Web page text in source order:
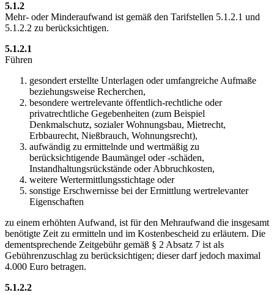
5.1.2
Mehr- oder Minderaufwand ist gemäß den Tarifstellen 5.1.2.1 und
5.1.2.2 zu berücksichtigen.
5.1.2.1
Führen
gesondert erstellte Unterlagen oder umfangreiche Aufmaße
beziehungsweise Recherchen,
besondere wertrelevante öffentlich-rechtliche oder
privatrechtliche Gegebenheiten (zum Beispiel
Denkmalschutz, sozialer Wohnungsbau, Mietrecht,
Erbbaurecht, Nießbrauch, Wohnungsrecht),
aufwändig zu ermittelnde und wertmäßig zu
berücksichtigende Baumängel oder -schäden,
Instandhaltungsrückstände oder Abbruchkosten,
weitere Wertermittlungsstichtage oder
sonstige Erschwernisse bei der Ermittlung wertrelevanter
Eigenschaften
zu einem erhöhten Aufwand, ist für den Mehraufwand die insgesamt
benötigte Zeit zu ermitteln und im Kostenbescheid zu erläutern. Die
dementsprechende Zeitgebühr gemäß § 2 Absatz 7 ist als
Gebührenzuschlag zu berücksichtigen; dieser darf jedoch maximal
4.000 Euro betragen.
5.1.2.2